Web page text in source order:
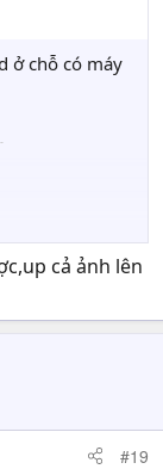
ở chỗ có máy
bấm được
chỗ thang
là trong
cả ảnh lên
#19